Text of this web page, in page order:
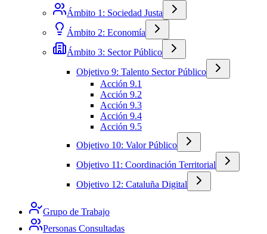
Ámbito 1: Sociedad Justa
Ámbito 2: Economía
Ámbito 3: Sector Público
Objetivo 9: Talento Sector Público
Acción 9.1
Acción 9.2
Acción 9.3
Acción 9.4
Acción 9.5
Objetivo 10: Valor Público
Objetivo 11: Coordinación Territorial
Objetivo 12: Cataluña Digital
Grupo de Trabajo
Personas Consultadas